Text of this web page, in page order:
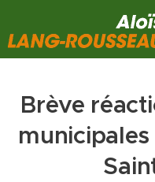
Brève